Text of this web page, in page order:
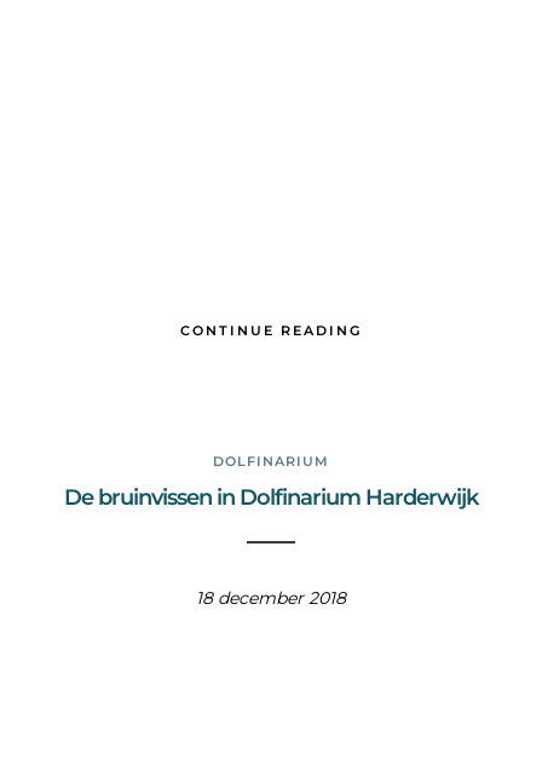
CONTINUE READING
DOLFINARIUM
De bruinvissen in Dolfinarium Harderwijk
18 december 2018